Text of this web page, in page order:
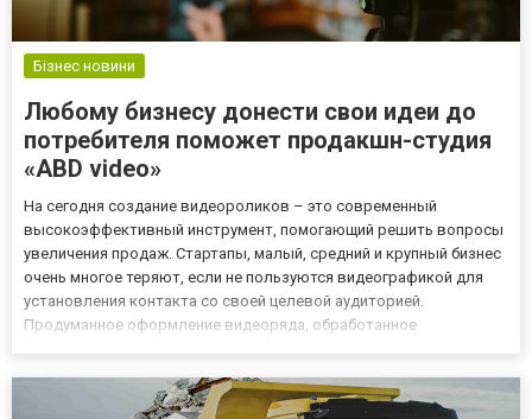
Бізнес новини
Любому бизнесу донести свои идеи до
потребителя поможет продакшн-студия
«ABD video»
На сегодня создание видеороликов – это современный
высокоэффективный инструмент, помогающий решить вопросы
увеличения продаж. Стартапы, малый, средний и крупный бизнес
очень многое теряют, если не пользуются видеографикой для
установления контакта со своей целевой аудиторией.
Продуманное оформление видеоряда, обработанное
товара/услуги, ценность ид...